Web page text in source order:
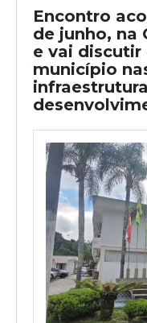
Encontro
de junho, na
e vai
município